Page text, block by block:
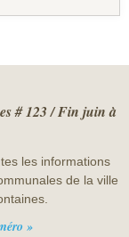
# 123 / Fin juin à
les informations
de la ville
»